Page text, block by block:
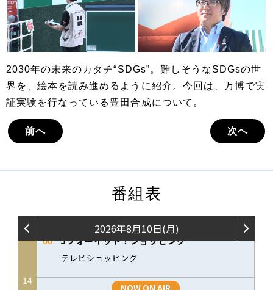
2030年の未来のカタチ“SDGs”。難しそうなSDGsの世
界を、絵本を読み進めるように紹介。今回は、万博で実
証実験を行なっている豊田合成について。
前へ 次へ
番組表